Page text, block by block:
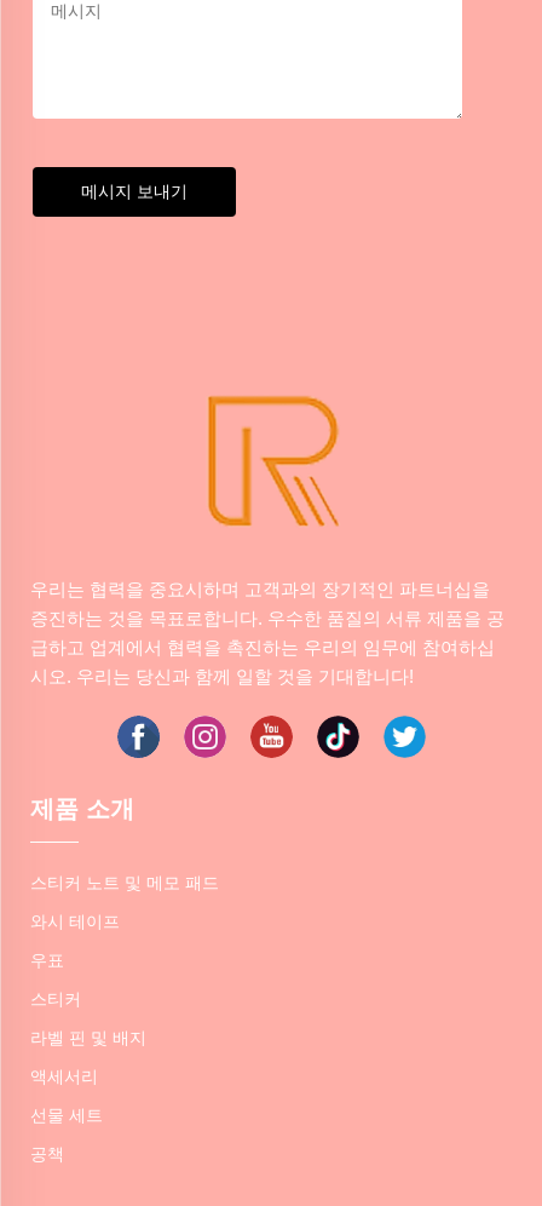
메시지 보내기
우리는 협력을 중요시하며 고객과의 장기적인 파트너십을
증진하는 것을 목표로합니다. 우수한 품질의 서류 제품을 공
급하고 업계에서 협력을 촉진하는 우리의 임무에 참여하십
시오. 우리는 당신과 함께 일할 것을 기대합니다!
제품 소개
스티커 노트 및 메모 패드
와시 테이프
우표
스티커
라벨 핀 및 배지
액세서리
선물 세트
공책